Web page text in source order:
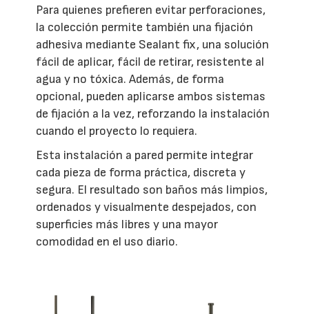
Para quienes prefieren evitar perforaciones,
la colección permite también una fijación
adhesiva mediante Sealant fix, una solución
fácil de aplicar, fácil de retirar, resistente al
agua y no tóxica. Además, de forma
opcional, pueden aplicarse ambos sistemas
de fijación a la vez, reforzando la instalación
cuando el proyecto lo requiera.
Esta instalación a pared permite integrar
cada pieza de forma práctica, discreta y
segura. El resultado son baños más limpios,
ordenados y visualmente despejados, con
superficies más libres y una mayor
comodidad en el uso diario.